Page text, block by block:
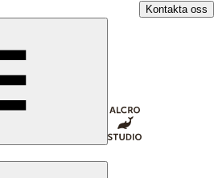
Kontakta oss